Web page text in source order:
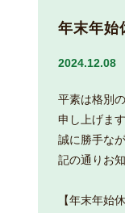
年末年始
2024.12.08
平素は格別
申し上げます
誠に勝手な
記の通りお
【年末年始休